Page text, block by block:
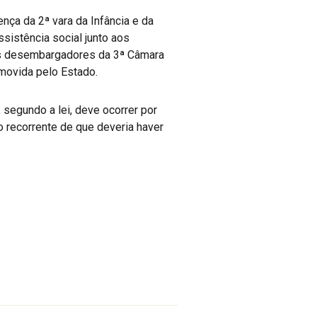
da 2ª vara da Infância e da
social junto aos
da 3ª Câmara
pelo Estado.
a lei, deve ocorrer por
recorrente de que deveria haver